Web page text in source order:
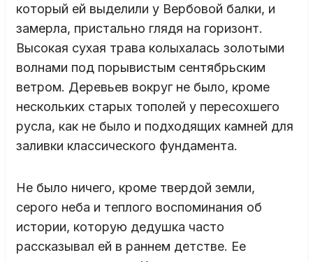
который ей выделили у Вербовой балки, и
замерла, пристально глядя на горизонт.
Высокая сухая трава колыхалась золотыми
волнами под порывистым сентябрьским
ветром. Деревьев вокруг не было, кроме
нескольких старых тополей у пересохшего
русла, как не было и подходящих камней для
заливки классического фундамента.
Не было ничего, кроме твердой земли,
серого неба и теплого воспоминания об
истории, которую дедушка часто
рассказывал ей в раннем детстве. Ее